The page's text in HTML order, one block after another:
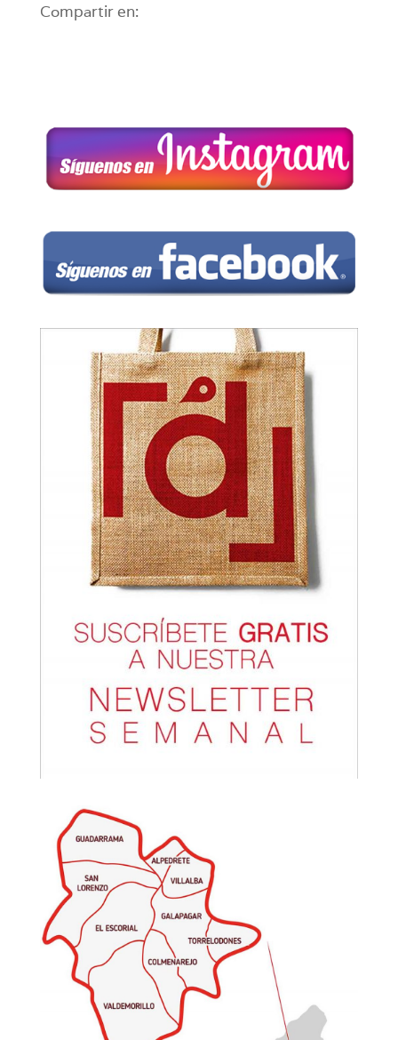
Compartir en: